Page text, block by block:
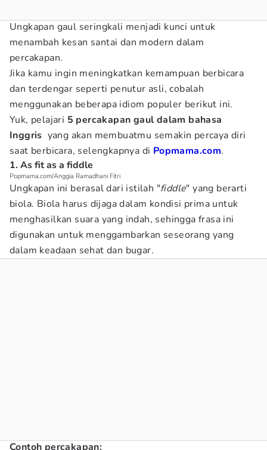
Ungkapan gaul seringkali menjadi kunci untuk
menambah kesan santai dan modern dalam
percakapan.
Jika kamu ingin meningkatkan kemampuan berbicara
dan terdengar seperti penutur asli, cobalah
menggunakan beberapa idiom populer berikut ini.
Yuk, pelajari 5 percakapan gaul dalam bahasa
Inggris yang akan membuatmu semakin percaya diri
saat berbicara, selengkapnya di Popmama.com.
1. As fit as a fiddle
Popmama.com/Anggia Ramadhani Fitri
Ungkapan ini berasal dari istilah "fiddle" yang berarti
biola. Biola harus dijaga dalam kondisi prima untuk
menghasilkan suara yang indah, sehingga frasa ini
digunakan untuk menggambarkan seseorang yang
dalam keadaan sehat dan bugar.
Contoh percakapan: